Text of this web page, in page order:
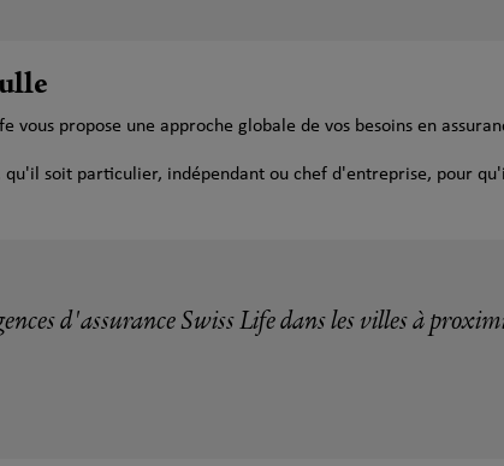
vous propose une approche globale de vos besoins en
qu'il soit particulier, indépendant ou chef d'entreprise, pour
d'assurance Swiss Life dans les villes à